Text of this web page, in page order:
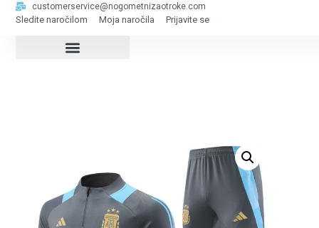
customerservice@nogometnizaotroke.com
Sledite naročilom Moja naročila Prijavite se